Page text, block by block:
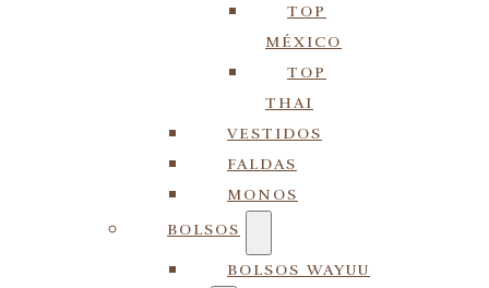
TOP
MÉXICO
TOP
THAI
VESTIDOS
FALDAS
MONOS
BOLSOS
BOLSOS WAYUU